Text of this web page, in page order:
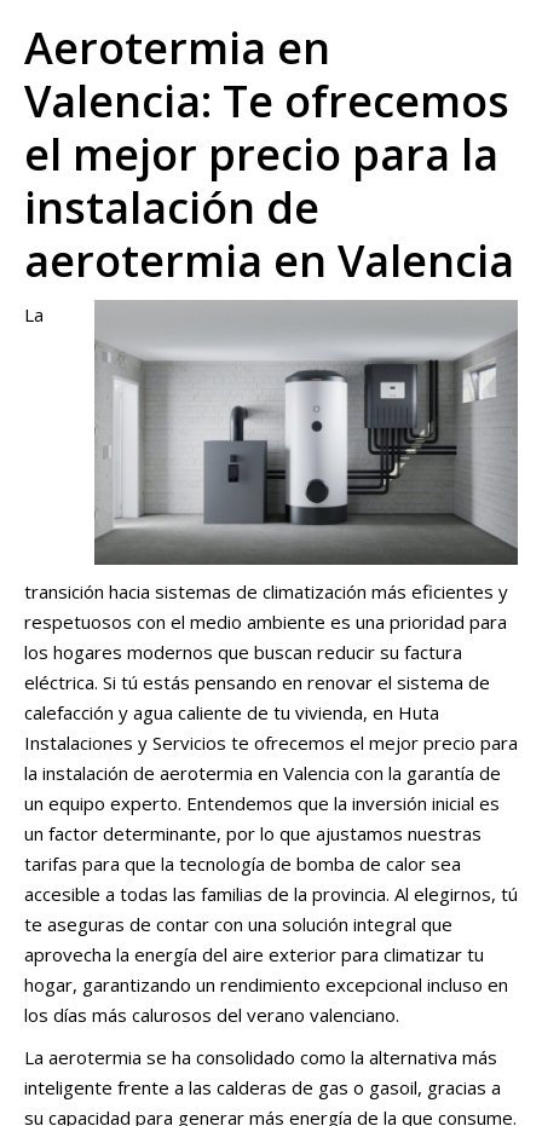
Aerotermia en
Valencia: Te ofrecemos
el mejor precio para la
instalación de
aerotermia en Valencia
La
transición hacia sistemas de climatización más eficientes y
respetuosos con el medio ambiente es una prioridad para
los hogares modernos que buscan reducir su factura
eléctrica. Si tú estás pensando en renovar el sistema de
calefacción y agua caliente de tu vivienda, en Huta
Instalaciones y Servicios te ofrecemos el mejor precio para
la instalación de aerotermia en Valencia con la garantía de
un equipo experto. Entendemos que la inversión inicial es
un factor determinante, por lo que ajustamos nuestras
tarifas para que la tecnología de bomba de calor sea
accesible a todas las familias de la provincia. Al elegirnos, tú
te aseguras de contar con una solución integral que
aprovecha la energía del aire exterior para climatizar tu
hogar, garantizando un rendimiento excepcional incluso en
los días más calurosos del verano valenciano.
La aerotermia se ha consolidado como la alternativa más
inteligente frente a las calderas de gas o gasoil, gracias a
su capacidad para generar más energía de la que consume.